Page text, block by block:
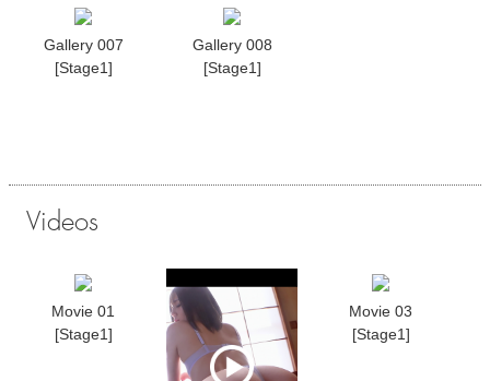
Gallery 007
[Stage1]
Gallery 008
[Stage1]
Videos
Movie 01
[Stage1]
Movie 03
[Stage1]